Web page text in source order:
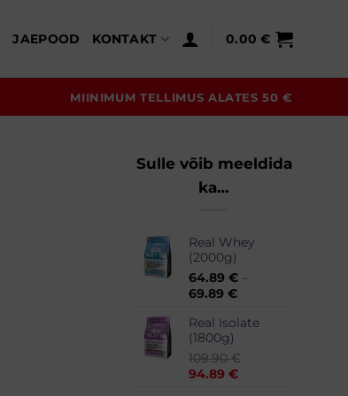
JAEPOOD KONTAKT 0.00€
MIINIMUM TELLIMUS ALATES 50 €
Sulle võib meeldida
ka…
Real Whey
(2000g)
64.89 €
69.89 €Hinnavahemik:
kuni
Real Isolate
(1800g)
109.90€
Algne
94.89 €Praegune